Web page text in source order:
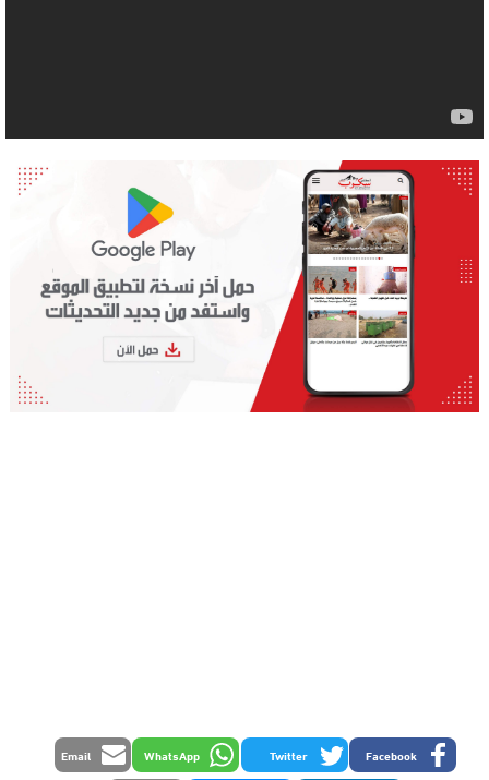
Facebook
Twitter
WhatsApp
Email